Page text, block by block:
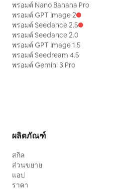
พรอมต์ Nano Banana Pro
พรอมต์ GPT Image 2
พรอมต์ Seedance 2.5
พรอมต์ Seedance 2.0
พรอมต์ GPT Image 1.5
พรอมต์ Seedream 4.5
พรอมต์ Gemini 3 Pro
ผลิตภัณฑ์
สกิล
ส่วนขยาย
แอป
ราคา